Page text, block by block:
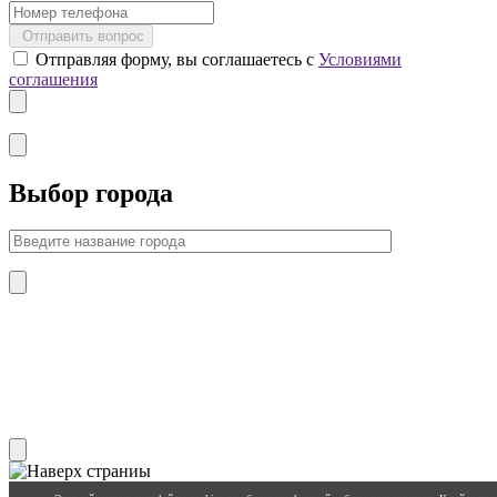
Отправить вопрос
Отправляя форму, вы соглашаетесь с Условиями
соглашения
Выбор города